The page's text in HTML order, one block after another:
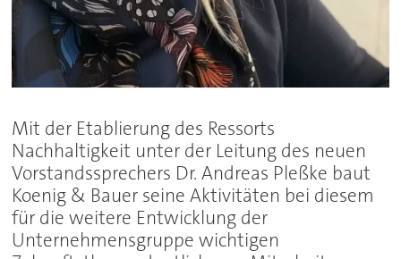
Mit der Etablierung des Ressorts
Nachhaltigkeit unter der Leitung des neuen
Vorstandssprechers Dr. Andreas Pleßke baut
Koenig & Bauer seine Aktivitäten bei diesem
für die weitere Entwicklung der
Unternehmensgruppe wichtigen